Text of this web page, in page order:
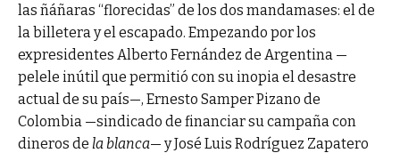
las ñáñaras “florecidas” de los dos mandamases: el de
la billetera y el escapado. Empezando por los
expresidentes Alberto Fernández de Argentina —
pelele inútil que permitió con su inopia el desastre
actual de su país—, Ernesto Samper Pizano de
Colombia —sindicado de financiar su campaña con
dineros de la blanca— y José Luis Rodríguez Zapatero